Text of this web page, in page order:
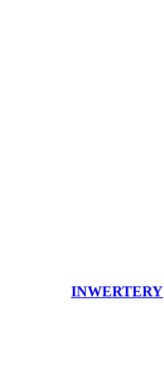
INWERTERY